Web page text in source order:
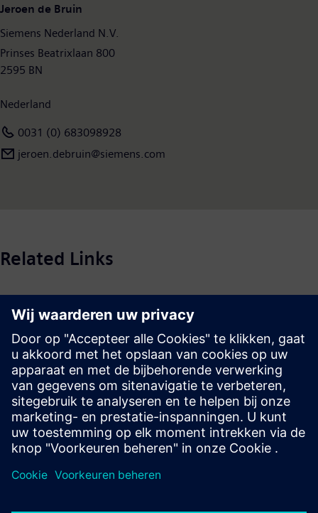
Jeroen de Bruin
Siemens Nederland N.V.
Prinses Beatrixlaan 800
2595 BN
Nederland
0031 (0) 683098928
jeroen.debruin@siemens.com
Related Links
Pers & Nieuws | Bedrijf | Siemens
© Siemens 1996 – 2026
Corporate Information
Privacy Policy
Cookie Policy